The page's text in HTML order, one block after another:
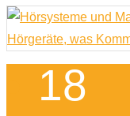
18